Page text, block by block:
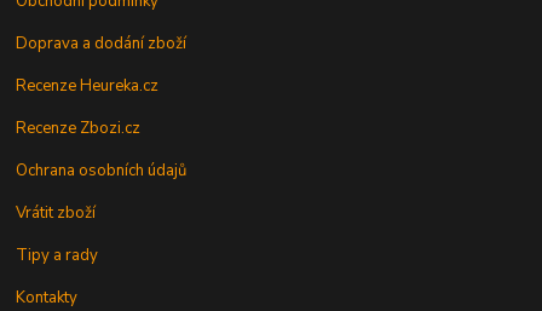
Doprava a dodání zboží
Recenze Heureka.cz
Recenze Zbozi.cz
Ochrana osobních údajů
Vrátit zboží
Tipy a rady
Kontakty